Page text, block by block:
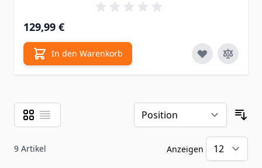
129,99 €
In den Warenkorb
Ansicht als
Raster
Liste
9 Artikel Anzeigen